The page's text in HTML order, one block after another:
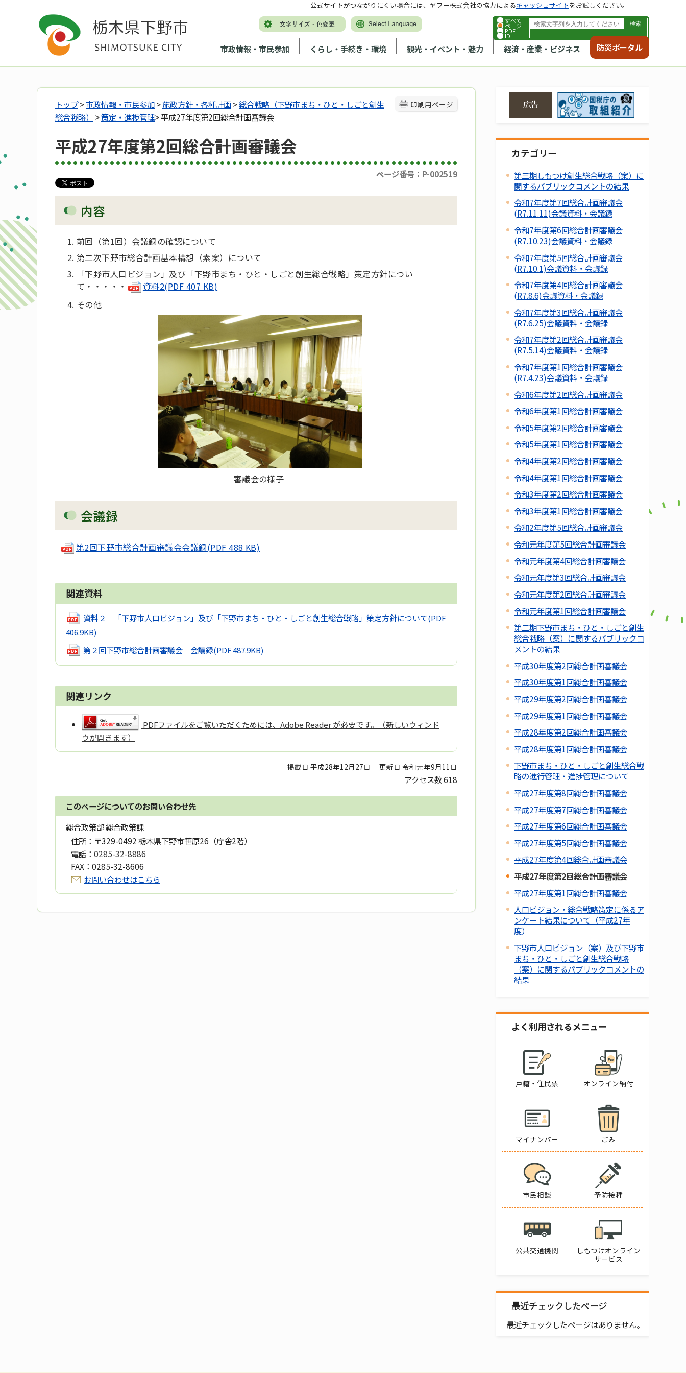
すべて
ページ
PDF
ID
市政情報・市民参加 くらし・手続き・環境 観光・イベント・魅力 経済・産業・ビジネス 防災ポータル
公式サイトがつながりにくい場合には、ヤフー株式会社の協力によるキャッシュサイトをお試しください。
印刷用ページ
トップ>市政情報・市民参加>施政方針・各種計画>総合戦略（下野市まち・ひと・しごと創生
総合戦略）
>策定・進捗管理> 平成27年度第2回総合計画審議会
平成27年度第2回総合計画審議会
ページ番号：P-002519
内容
前回（第1回）会議録の確認について
第二次下野市総合計画基本構想（素案）について
「下野市人口ビジョン」及び「下野市まち・ひと・しごと創生総合戦略」策定方針につい
て・・・・・
資料2(PDF 407 KB)
その他
審議会の様子
会議録
第2回下野市総合計画審議会会議録(PDF 488 KB)
関連資料
資料２ 「下野市人口ビジョン」及び「下野市まち・ひと・しごと創生総合戦略」策定方針について(PDF
406.9KB)
第２回下野市総合計画審議会 会議録(PDF 487.9KB)
関連リンク
PDFファイルをご覧いただくためには、Adobe Reader が必要です。（新しいウィンド
ウが開きます）
掲載日 平成28年12月27日 更新日 令和元年9月11日
アクセス数618
このページについてのお問い合わせ先
総合政策部 総合政策課
住所： 〒329-0492 栃木県下野市笹原26（庁舎2階）
電話： 0285-32-8886
FAX： 0285-32-8606
お問い合わせはこちら
広告
カテゴリー
第三期しもつけ創生総合戦略（案）に
関するパブリックコメントの結果
令和7年度第7回総合計画審議会
(R7.11.11)会議資料・会議録
令和7年度第6回総合計画審議会
(R7.10.23)会議資料・会議録
令和7年度第5回総合計画審議会
(R7.10.1)会議資料・会議録
令和7年度第4回総合計画審議会
(R7.8.6)会議資料・会議録
令和7年度第3回総合計画審議会
(R7.6.25)会議資料・会議録
令和7年度第2回総合計画審議会
(R7.5.14)会議資料・会議録
令和7年度第1回総合計画審議会
(R7.4.23)会議資料・会議録
令和6年度第2回総合計画審議会
令和6年度第1回総合計画審議会
令和5年度第2回総合計画審議会
令和5年度第1回総合計画審議会
令和4年度第2回総合計画審議会
令和4年度第1回総合計画審議会
令和3年度第2回総合計画審議会
令和3年度第1回総合計画審議会
令和2年度第5回総合計画審議会
令和元年度第5回総合計画審議会
令和元年度第4回総合計画審議会
令和元年度第3回総合計画審議会
令和元年度第2回総合計画審議会
令和元年度第1回総合計画審議会
第二期下野市まち・ひと・しごと創生
総合戦略（案）に関するパブリックコ
メントの結果
平成30年度第2回総合計画審議会
平成30年度第1回総合計画審議会
平成29年度第2回総合計画審議会
平成29年度第1回総合計画審議会
平成28年度第2回総合計画審議会
平成28年度第1回総合計画審議会
下野市まち・ひと・しごと創生総合戦
略の進行管理・進捗管理について
平成27年度第8回総合計画審議会
平成27年度第7回総合計画審議会
平成27年度第6回総合計画審議会
平成27年度第5回総合計画審議会
平成27年度第4回総合計画審議会
平成27年度第2回総合計画審議会
平成27年度第1回総合計画審議会
人口ビジョン・総合戦略策定に係るア
ンケート結果について（平成27年
度）
下野市人口ビジョン（案）及び下野市
まち・ひと・しごと創生総合戦略
（案）に関するパブリックコメントの
結果
よく利用されるメニュー
戸籍・住民票 オンライン納付
マイナンバー ごみ
市民相談 予防接種
公共交通機関
しもつけオンライン
サービス
最近チェックしたページ
最近チェックしたページはありません。